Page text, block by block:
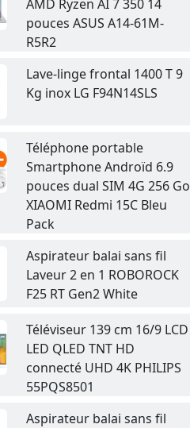
AMD Ryzen AI 7 350 14
pouces ASUS A14-61M-
R5R2
Lave-linge frontal 1400 T 9
Kg inox LG F94N14SLS
Téléphone portable
Smartphone Androïd 6.9
pouces dual SIM 4G 256 Go
XIAOMI Redmi 15C Bleu
Pack
Aspirateur balai sans fil
Laveur 2 en 1 ROBOROCK
F25 RT Gen2 White
Téléviseur 139 cm 16/9 LCD
LED QLED TNT HD
connecté UHD 4K PHILIPS
55PQS8501
Aspirateur balai sans fil